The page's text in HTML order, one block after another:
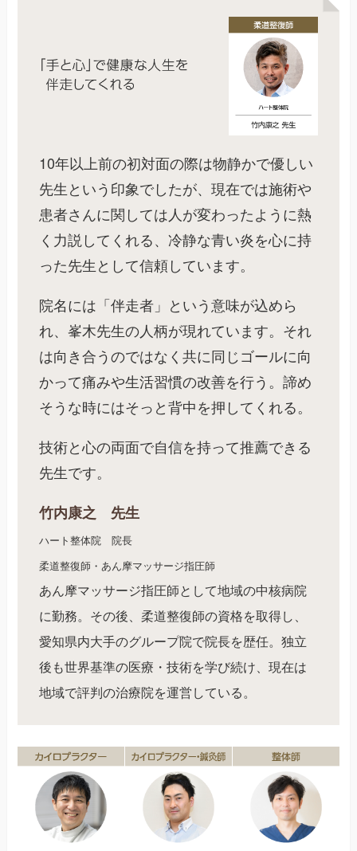
10年以上前の初対面の際は物静かで優しい
先生という印象でしたが、現在では施術や
患者さんに関しては人が変わったように熱
く力説してくれる、冷静な青い炎を心に持
った先生として信頼しています。
院名には「伴走者」という意味が込めら
れ、峯木先生の人柄が現れています。それ
は向き合うのではなく共に同じゴールに向
かって痛みや生活習慣の改善を行う。諦め
そうな時にはそっと背中を押してくれる。
技術と心の両面で自信を持って推薦できる
先生です。
竹内康之 先生
ハート整体院 院長
柔道整復師・あん摩マッサージ指圧師
あん摩マッサージ指圧師として地域の中核病院
に勤務。その後、柔道整復師の資格を取得し、
愛知県内大手のグループ院で院長を歴任。独立
後も世界基準の医療・技術を学び続け、現在は
地域で評判の治療院を運営している。